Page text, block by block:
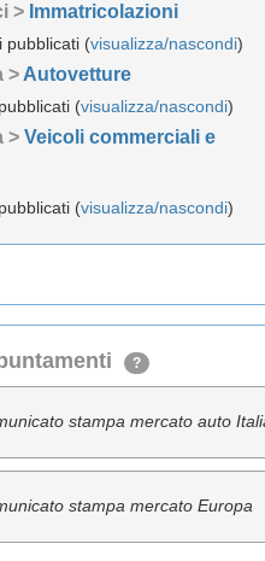
> Immatricolazioni
pubblicati (visualizza/nascondi)
> Autovetture
(visualizza/nascondi)
> Veicoli commerciali e
(visualizza/nascondi)
?
stampa mercato auto
stampa mercato Europa